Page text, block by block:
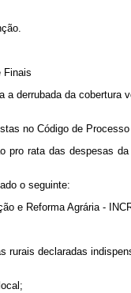
Finais
derrubada da
no Código de
rata das despesas
o seguinte:
e Reforma Agrária -
declaradas